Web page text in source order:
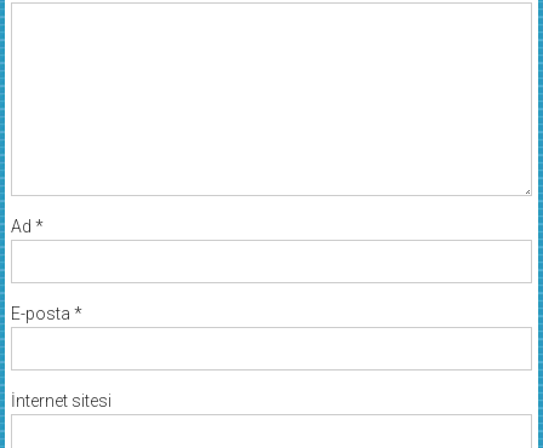
Ad *
E-posta *
İnternet sitesi